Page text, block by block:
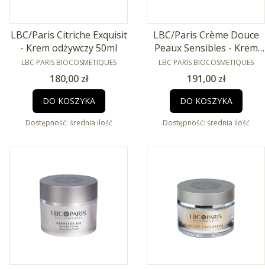
LBC/Paris Citriche Exquisit
- Krem odżywczy 50ml
PRODUCENT
LBC PARIS BIOCOSMETIQUES
Cena
180,00 zł
DO KOSZYKA
Dostępność: średnia ilość
LBC/Paris Crème Douce
Peaux Sensibles - Krem
dla cery wrażliwej 50ml
PRODUCENT
LBC PARIS BIOCOSMETIQUES
Cena
191,00 zł
DO KOSZYKA
Dostępność: średnia ilość